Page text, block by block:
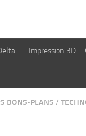
Impression 3D –
BONS-PLANS /